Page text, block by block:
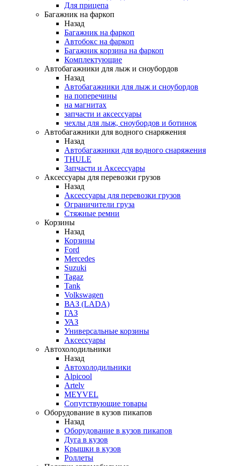
Для прицепа
Багажник на фаркоп
Назад
Багажник на фаркоп
Автобокс на фаркоп
Багажник корзина на фаркоп
Комплектующие
Автобагажники для лыж и сноубордов
Назад
Автобагажники для лыж и сноубордов
на поперечины
на магнитах
запчасти и аксессуары
чехлы для лыж, сноубордов и ботинок
Автобагажники для водного снаряжения
Назад
Автобагажники для водного снаряжения
THULE
Запчасти и Аксессуары
Аксессуары для перевозки грузов
Назад
Аксессуары для перевозки грузов
Ограничители груза
Стяжные ремни
Корзины
Назад
Корзины
Ford
Mercedes
Suzuki
Tagaz
Tank
Volkswagen
ВАЗ (LADA)
ГАЗ
УАЗ
Универсальные корзины
Аксессуары
Автохолодильники
Назад
Автохолодильники
Alpicool
Artelv
MEYVEL
Сопутствующие товары
Оборудование в кузов пикапов
Назад
Оборудование в кузов пикапов
Дуга в кузов
Крышки в кузов
Роллеты